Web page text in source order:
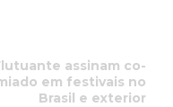
assinam co-
em festivais no
Brasil e exterior